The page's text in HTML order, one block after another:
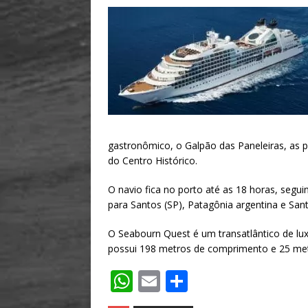
A
p
p
l
ar
e
gastronômico, o Galpão das Paneleiras, as
do Centro Histórico.
O navio fica no porto até as 18 horas,
para Santos (SP), Patagônia argentina e
O Seabourn Quest é um transatlântico de
possui 198 metros de comprimento e 25
W E